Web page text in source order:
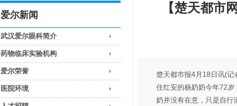
爱尔新闻
武汉爱尔眼科简介
药物临床实验机构
爱尔荣誉
医院环境
【楚天都市
楚天都市报4月18日讯(记
住红安的杨奶奶今年72
奶并没有在意，只是自行